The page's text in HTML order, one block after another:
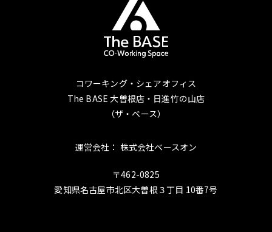
コワーキング・シェアオフィス
The BASE 大曽根店・日進竹の山店
（ザ・ベース）
運営会社： 株式会社ベースオン
〒462-0825
愛知県名古屋市北区大曽根３丁目 10番7号